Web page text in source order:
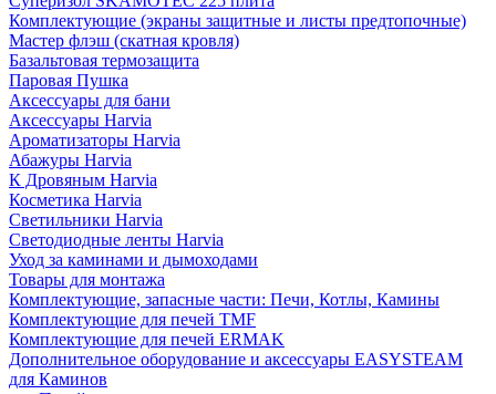
Комплектующие (экраны защитные и листы предтопочные)
Мастер флэш (скатная кровля)
Базальтовая термозащита
Паровая Пушка
Аксессуары для бани
Аксессуары Harvia
Ароматизаторы Harvia
Абажуры Harvia
К Дровяным Harvia
Косметика Harvia
Светильники Harvia
Светодиодные ленты Harvia
Уход за каминами и дымоходами
Товары для монтажа
Комплектующие, запасные части: Печи, Котлы, Камины
Комплектующие для печей TMF
Комплектующие для печей ERMAK
Дополнительное оборудование и аксессуары EASYSTEAM
для Каминов